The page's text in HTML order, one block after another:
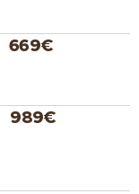
669€
989€